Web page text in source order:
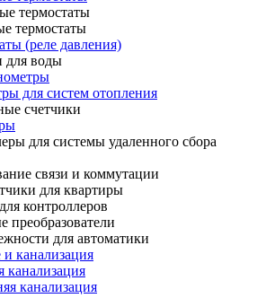
термостаты
термостаты
(реле давления)
для воды
для систем отопления
счетчики
для системы удаленного сбора
связи и коммутации
для квартиры
контроллеров
преобразователи
для автоматики
канализация
канализация
канализация